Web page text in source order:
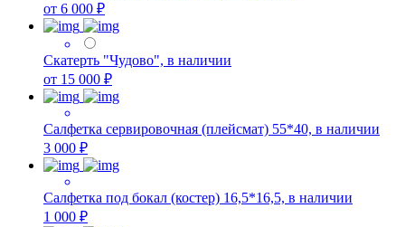
от 6 000 ₽
Скатерть "Чудово", в наличии
от 15 000 ₽
Салфетка сервировочная (плейсмат) 55*40, в наличии
3 000 ₽
Салфетка под бокал (костер) 16,5*16,5, в наличии
1 000 ₽